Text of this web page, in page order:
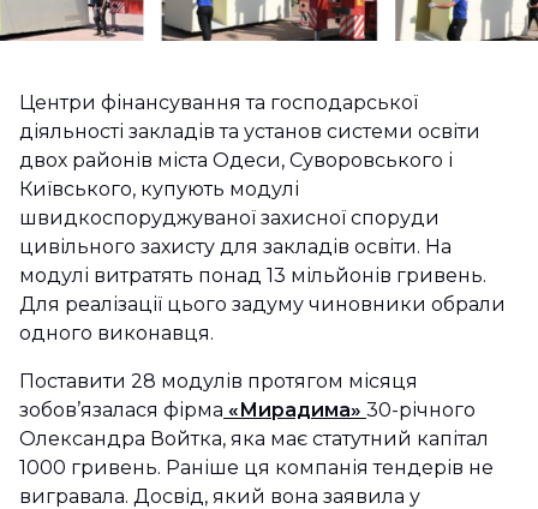
Центри фінансування та господарської
діяльності закладів та установ системи освіти
двох районів міста Одеси, Суворовського і
Київського, купують модулі
швидкоспоруджуваної захисної споруди
цивільного захисту для закладів освіти. На
модулі витратять понад 13 мільйонів гривень.
Для реалізації цього задуму чиновники обрали
одного виконавця.
Поставити 28 модулів протягом місяця
зобов’язалася фірма «Мирадима» 30-річного
Олександра Войтка, яка має статутний капітал
1000 гривень. Раніше ця компанія тендерів не
вигравала. Досвід, який вона заявила у